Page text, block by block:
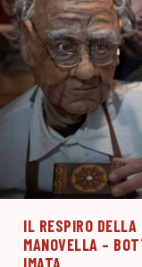
IL RESPIRO DELLA
MANOVELLA –